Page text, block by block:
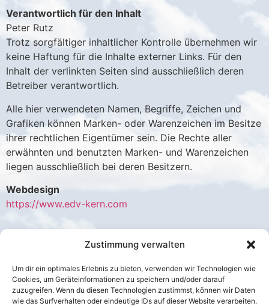
Zustimmung verwalten
Um dir ein optimales Erlebnis zu bieten, verwenden wir Technologien wie
Cookies, um Geräteinformationen zu speichern und/oder darauf
zuzugreifen. Wenn du diesen Technologien zustimmst, können wir Daten
wie das Surfverhalten oder eindeutige IDs auf dieser Website verarbeiten.
Verantwortlich für den Inhalt
Peter Rutz
Trotz sorgfältiger inhaltlicher Kontrolle übernehmen wir
keine Haftung für die Inhalte externer Links. Für den
Inhalt der verlinkten Seiten sind ausschließlich deren
Betreiber verantwortlich.
Alle hier verwendeten Namen, Begriffe, Zeichen und
Grafiken können Marken- oder Warenzeichen im Besitze
ihrer rechtlichen Eigentümer sein. Die Rechte aller
erwähnten und benutzten Marken- und Warenzeichen
liegen ausschließlich bei deren Besitzern.
Webdesign
https://www.edv-kern.com
Genießen Sie unser Knusperhaisl in
einzigartiger Lage ca. 1,5 km (Auto
ca. 2 Min.) von der Talstation
Hauser Kaibling entfernt (ca. 8 km